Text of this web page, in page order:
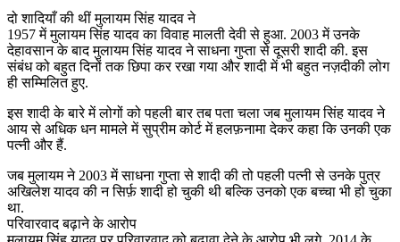
दो शादियाँ की थीं मुलायम सिंह यादव ने
1957 में मुलायम सिंह यादव का विवाह मालती देवी से हुआ. 2003 में उनके
देहावसान के बाद मुलायम सिंह यादव ने साधना गुप्ता से दूसरी शादी की. इस
संबंध को बहुत दिनों तक छिपा कर रखा गया और शादी में भी बहुत नज़दीकी लोग
ही सम्मिलित हुए.
इस शादी के बारे में लोगों को पहली बार तब पता चला जब मुलायम सिंह यादव ने
आय से अधिक धन मामले में सुप्रीम कोर्ट में हलफ़नामा देकर कहा कि उनकी एक
पत्नी और हैं.
जब मुलायम ने 2003 में साधना गुप्ता से शादी की तो पहली पत्नी से उनके पुत्र
अखिलेश यादव की न सिर्फ़ शादी हो चुकी थी बल्कि उनको एक बच्चा भी हो चुका
था.
परिवारवाद बढ़ाने के आरोप